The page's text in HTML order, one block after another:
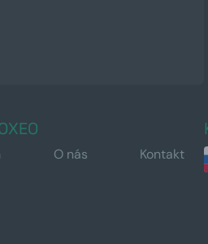
O nás Kontakt